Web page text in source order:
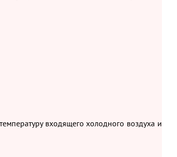
входящего холодного воздуха и